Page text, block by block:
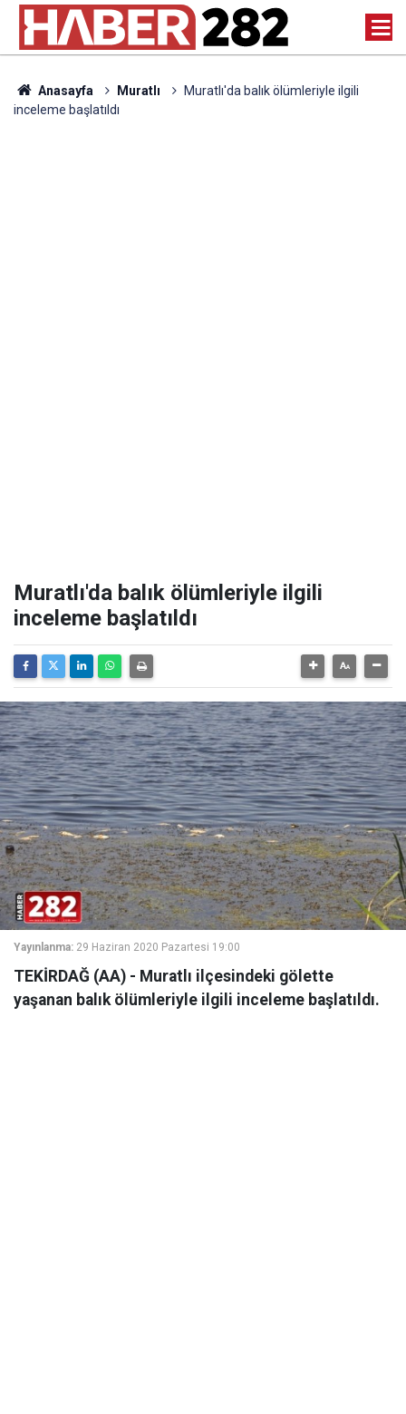
Anasayfa Muratlı
Muratlı'da balık ölümleriyle ilgili
inceleme başlatıldı
Muratlı'da balık ölümleriyle ilgili
inceleme başlatıldı
Yayınlanma: 29 Haziran 2020 Pazartesi 19:00
TEKİRDAĞ (AA) - Muratlı ilçesindeki gölette
yaşanan balık ölümleriyle ilgili inceleme başlatıldı.